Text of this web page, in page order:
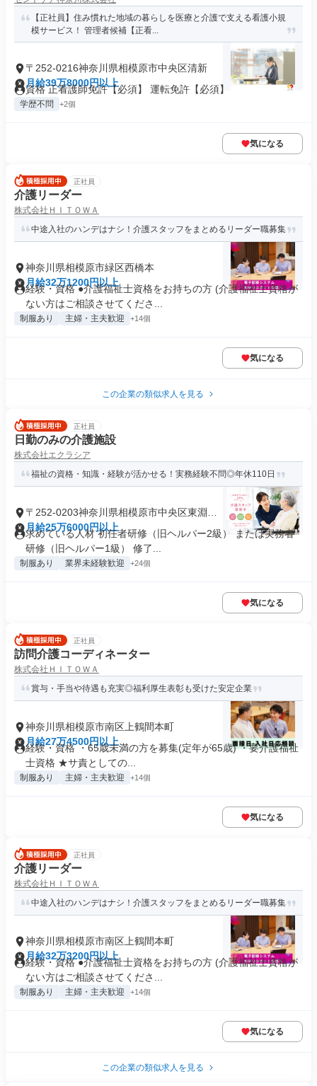
【正社員】住み慣れた地域の暮らしを医療と介護で支える看護小規
模サービス！ 管理者候補【正看...
〒252-0216神奈川県相模原市中央区清新
月給39万8000円以上
資格 正看護師免許【必須】 運転免許【必須】
学歴不問 +2個
気になる
正社員
介護リーダー
株式会社ＨＩＴＯＷＡ
中途入社のハンデはナシ！介護スタッフをまとめるリーダー職募集
神奈川県相模原市緑区西橋本
月給32万1200円以上
経験・資格 ●介護福祉士資格をお持ちの方 (介護福祉士資格が
ない方はご相談させてくださ...
制服あり 主婦・主夫歓迎 +14個
気になる
この企業の類似求人を見る
正社員
日勤のみの介護施設
株式会社エクラシア
福祉の資格・知識・経験が活かせる！実務経験不問◎年休110日
〒252-0203神奈川県相模原市中央区東淵野
辺
月給25万6000円以上
求めている人材 初任者研修（旧ヘルパー2級） または実務者
研修（旧ヘルパー1級） 修了...
制服あり 業界未経験歓迎 +24個
気になる
正社員
訪問介護コーディネーター
株式会社ＨＩＴＯＷＡ
賞与・手当や待遇も充実◎福利厚生表彰も受けた安定企業
神奈川県相模原市南区上鶴間本町
月給27万4500円以上
経験・資格 ・65歳未満の方を募集(定年が65歳) ・要介護福祉
士資格 ★サ責としての...
制服あり 主婦・主夫歓迎 +14個
気になる
正社員
介護リーダー
株式会社ＨＩＴＯＷＡ
中途入社のハンデはナシ！介護スタッフをまとめるリーダー職募集
神奈川県相模原市南区上鶴間本町
月給32万3200円以上
経験・資格 ●介護福祉士資格をお持ちの方 (介護福祉士資格が
ない方はご相談させてくださ...
制服あり 主婦・主夫歓迎 +14個
気になる
この企業の類似求人を見る